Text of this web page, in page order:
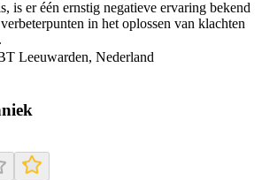
is er één ernstig negatieve ervaring bekend
in het oplossen van klachten
Leeuwarden, Nederland